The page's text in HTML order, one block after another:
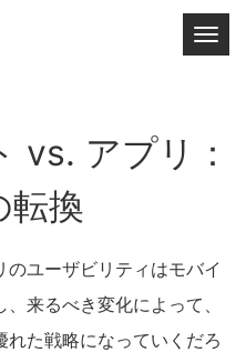
T
e
i
g
a
vs. アプリ：
転換
ユーザビリティはモバイ
来るべき変化によって、
た戦略になっていくだろ